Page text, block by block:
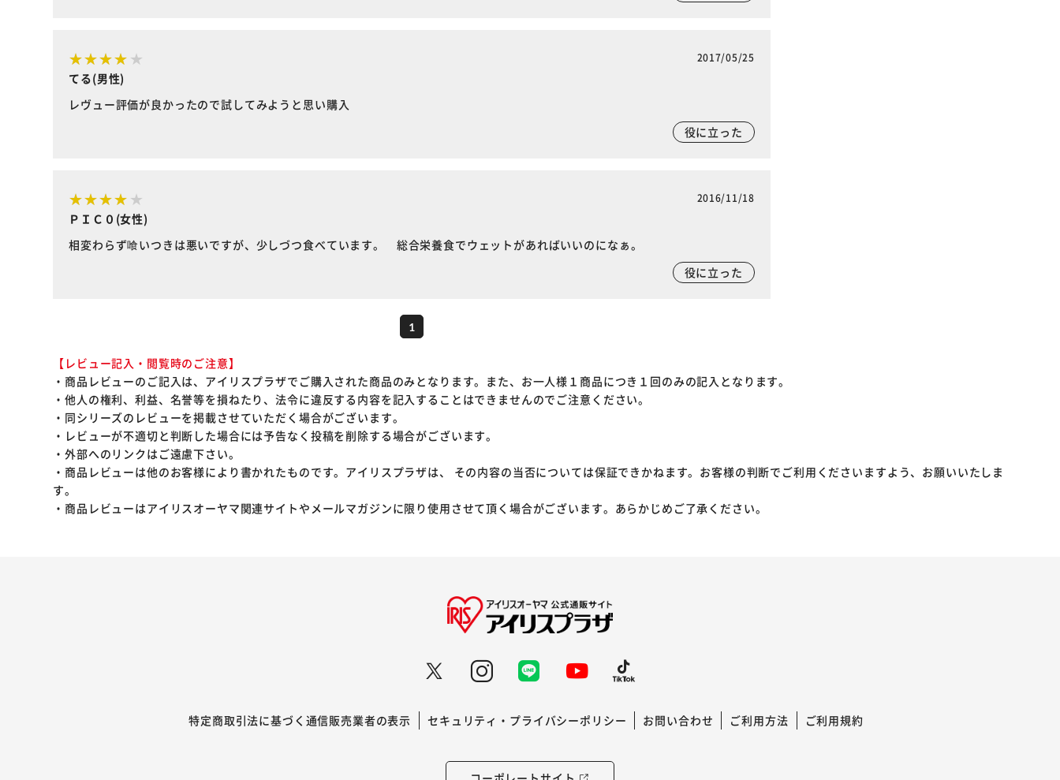
2017/05/25
てる(男性)
レヴュー評価が良かったので試してみようと思い購入
役に立った
2016/11/18
ＰＩＣ０(女性)
相変わらず喰いつきは悪いですが、少しづつ食べています。 総合栄養食でウェットがあればいいのになぁ。
役に立った
1
【レビュー記入・閲覧時のご注意】
・商品レビューのご記入は、アイリスプラザでご購入された商品のみとなります。また、お一人様１商品につき１回のみの記入となります。
・他人の権利、利益、名誉等を損ねたり、法令に違反する内容を記入することはできませんのでご注意ください。
・同シリーズのレビューを掲載させていただく場合がございます。
・レビューが不適切と判断した場合には予告なく投稿を削除する場合がございます。
・外部へのリンクはご遠慮下さい。
・商品レビューは他のお客様により書かれたものです。アイリスプラザは、 その内容の当否については保証できかねます。お客様の判断でご利用くださいますよう、お願いいたしま
す。
・商品レビューはアイリスオーヤマ関連サイトやメールマガジンに限り使用させて頂く場合がございます。あらかじめご了承ください。
特定商取引法に基づく通信販売業者の表示 セキュリティ・プライバシーポリシー お問い合わせ ご利用方法 ご利用規約